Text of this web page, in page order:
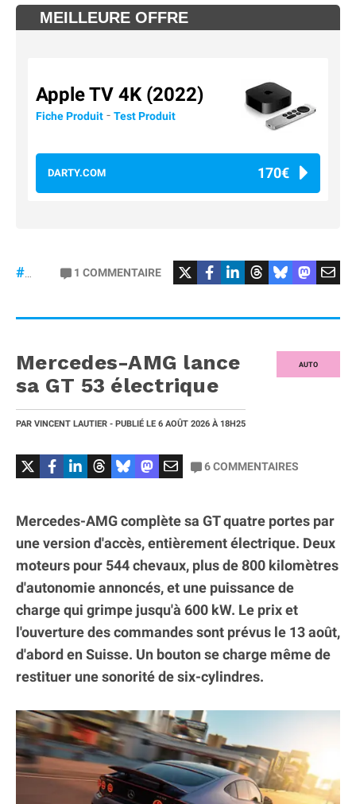
MEILLEURE OFFRE
Apple TV 4K (2022)
Fiche Produit - Test Produit
DARTY.COM 170€
#DisneyPlus #Football #liga
1 COMMENTAIRE
AUTO
Mercedes-AMG lance
sa GT 53 électrique
PAR VINCENT LAUTIER - PUBLIÉ LE 6 AOÛT 2026 À 18H25
6COMMENTAIRES
Mercedes-AMG complète sa GT quatre portes par
une version d'accès, entièrement électrique. Deux
moteurs pour 544 chevaux, plus de 800 kilomètres
d'autonomie annoncés, et une puissance de
charge qui grimpe jusqu'à 600 kW. Le prix et
l'ouverture des commandes sont prévus le 13 août,
d'abord en Suisse. Un bouton se charge même de
restituer une sonorité de six-cylindres.